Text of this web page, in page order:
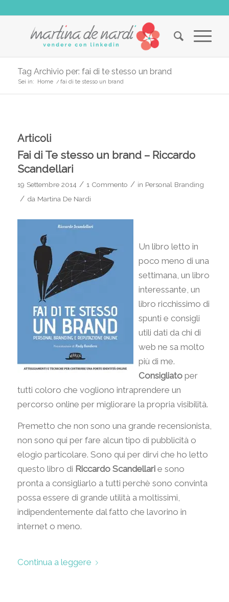
Tag Archivio per: fai di te stesso un brand
Sei in: Home / fai di te stesso un brand
Articoli
Fai di Te stesso un brand – Riccardo
Scandellari
19 Settembre 2014 / 1 Commento / in Personal Branding
/ da Martina De Nardi
Un libro letto in
poco meno di una
settimana, un libro
interessante, un
libro ricchissimo di
spunti e consigli
utili dati da chi di
web ne sa molto
più di me.
Consigliatoper
tutti coloro che vogliono intraprendere un
percorso online per migliorare la propria visibilità.
Premetto che non sono una grande recensionista,
non sono qui per fare alcun tipo di pubblicità o
elogio particolare. Sono qui per dirvi che ho letto
questo libro di Riccardo Scandellarie sono
pronta a consigliarlo a tutti perchè sono convinta
possa essere di grande utilità a moltissimi,
indipendentemente dal fatto che lavorino in
internet o meno.
Continua a leggere